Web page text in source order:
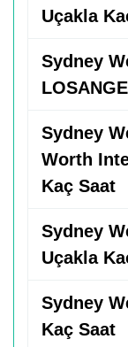
Uçakla
Sydney
Sydney
Worth
Kaç Saat
Sydney
Uçakla
Sydney
Kaç Saat